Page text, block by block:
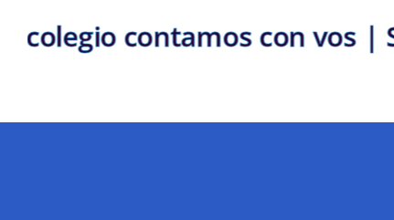
| En el colegio